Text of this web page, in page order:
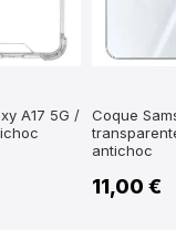
A17 5G /
Coque
antichoc
11,00 €